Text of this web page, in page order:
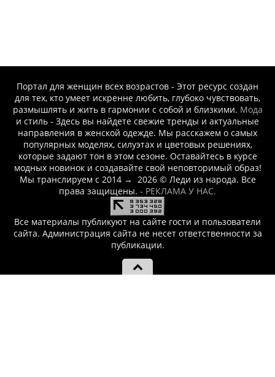
Портал для женщин всех возрастов - Этот ресурс создан
для тех, кто умеет искренне любить, глубоко чувствовать,
размышлять и жить в гармонии с собой и близкими. Мода
и стиль - Здесь вы найдете свежие тренды и актуальные
направления в женской одежде. Мы расскажем о самых
популярных моделях, силуэтах и цветовых решениях,
которые задают тон в этом сезоне. Оставайтесь в курсе
модных новинок и создавайте свой неповторимый образ!
Мы транслируем с 2014→ 2026© Леди из народа. Все
права защищены. - РЕКЛАМА У НАС.
Все материалы публикуют на сайте гости и пользователи
сайта. Администрация сайта не несет ответственности за
публикации.